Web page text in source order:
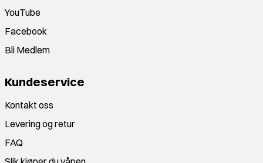
YouTube
Facebook
Bli Medlem
Kundeservice
Kontakt oss
Levering og retur
FAQ